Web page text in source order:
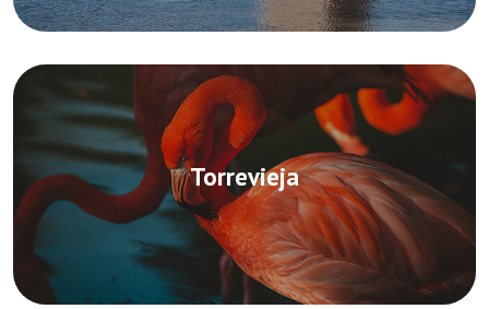
Torrevieja